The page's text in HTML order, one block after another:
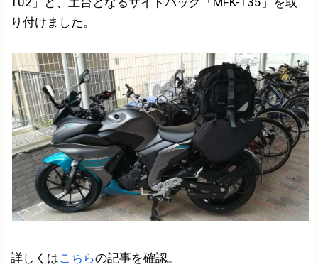
り付けました。
詳しくはこちらの記事を確認。